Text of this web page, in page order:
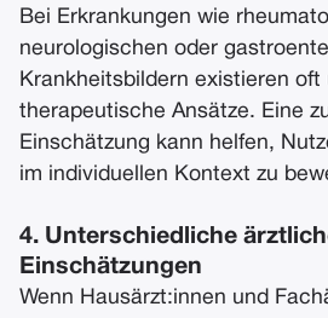
Bei Erkrankungen wie
neurologischen oder
Krankheitsbildern existieren
therapeutische Ansätze. Eine
Einschätzung kann helfen,
im individuellen Kontext zu
4. Unterschiedliche
Einschätzungen
Wenn Hausärzt:innen und